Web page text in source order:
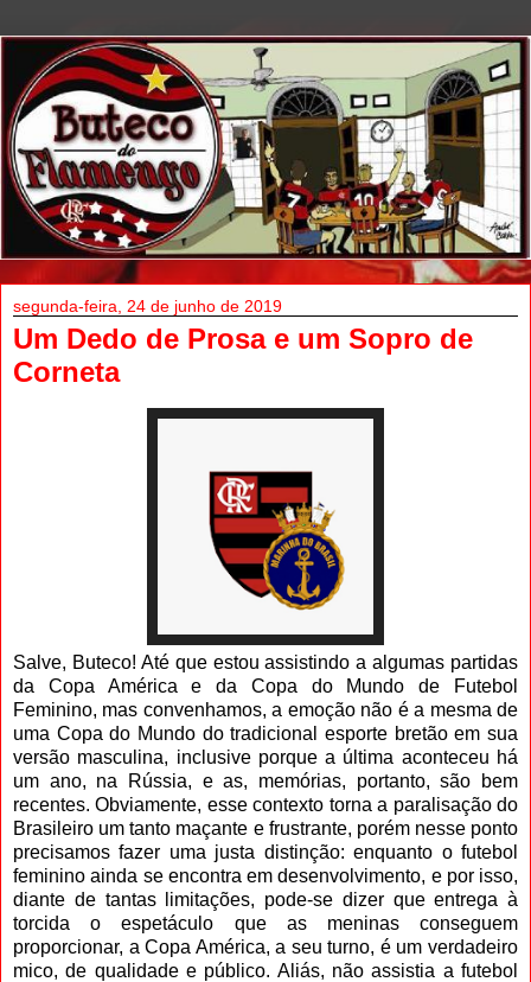
segunda-feira, 24 de junho de 2019
Um Dedo de Prosa e um Sopro de
Corneta
Salve, Buteco! Até que estou assistindo a algumas partidas
da Copa América e da Copa do Mundo de Futebol
Feminino, mas convenhamos, a emoção não é a mesma de
uma Copa do Mundo do tradicional esporte bretão em sua
versão masculina, inclusive porque a última aconteceu há
um ano, na Rússia, e as, memórias, portanto, são bem
recentes. Obviamente, esse contexto torna a paralisação do
Brasileiro um tanto maçante e frustrante, porém nesse ponto
precisamos fazer uma justa distinção: enquanto o futebol
feminino ainda se encontra em desenvolvimento, e por isso,
diante de tantas limitações, pode-se dizer que entrega à
torcida o espetáculo que as meninas conseguem
proporcionar, a Copa América, a seu turno, é um verdadeiro
mico, de qualidade e público. Aliás, não assistia a futebol